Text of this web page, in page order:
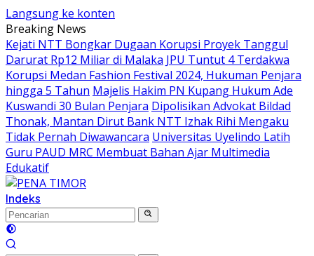
Langsung ke konten
Breaking News
Kejati NTT Bongkar Dugaan Korupsi Proyek Tanggul
Darurat Rp12 Miliar di Malaka JPU Tuntut 4 Terdakwa
Korupsi Medan Fashion Festival 2024, Hukuman Penjara
hingga 5 Tahun Majelis Hakim PN Kupang Hukum Ade
Kuswandi 30 Bulan Penjara Dipolisikan Advokat Bildad
Thonak, Mantan Dirut Bank NTT Izhak Rihi Mengaku
Tidak Pernah Diwawancara Universitas Uyelindo Latih
Guru PAUD MRC Membuat Bahan Ajar Multimedia
Edukatif
Indeks